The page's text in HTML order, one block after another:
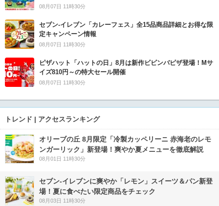
08月07日 11時30分
セブン‐イレブン「カレーフェス」全15品商品詳細とお得な限
定キャンペーン情報
08月07日 11時30分
ピザハット「ハットの日」8月は新作ビビンバピザ登場！Mサ
イズ810円～の特大セール開催
08月07日 11時30分
トレンド | アクセスランキング
オリーブの丘 8月限定「冷製カッペリーニ 赤海老のレモ
ンガーリック」新登場！爽やか夏メニューを徹底解説
08月01日 11時30分
セブン‐イレブンに爽やか「レモン」スイーツ＆パン新登
場！夏に食べたい限定商品をチェック
08月03日 11時30分